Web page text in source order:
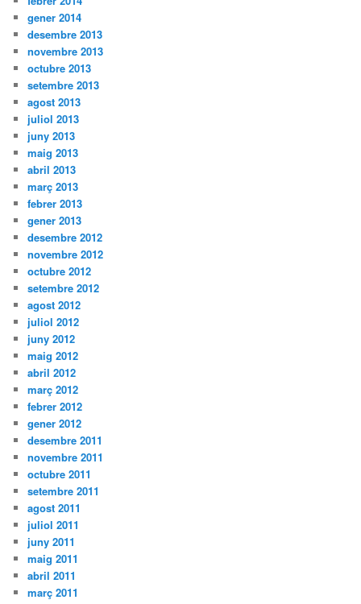
gener 2014
desembre 2013
novembre 2013
octubre 2013
setembre 2013
agost 2013
juliol 2013
juny 2013
maig 2013
abril 2013
març 2013
febrer 2013
gener 2013
desembre 2012
novembre 2012
octubre 2012
setembre 2012
agost 2012
juliol 2012
juny 2012
maig 2012
abril 2012
març 2012
febrer 2012
gener 2012
desembre 2011
novembre 2011
octubre 2011
setembre 2011
agost 2011
juliol 2011
juny 2011
maig 2011
abril 2011
març 2011